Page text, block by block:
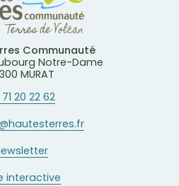
Communauté
Notre-Dame
MURAT
20 22 62
interactive